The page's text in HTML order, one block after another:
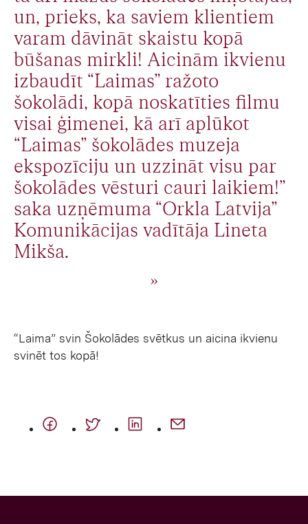
un, prieks, ka saviem klientiem
varam dāvināt skaistu kopā
būšanas mirkli! Aicinām ikvienu
izbaudīt “Laimas” ražoto
šokolādi, kopā noskatīties filmu
visai ģimenei, kā arī aplūkot
“Laimas” šokolādes muzeja
ekspozīciju un uzzināt visu par
šokolādes vēsturi cauri laikiem!”
saka uzņēmuma “Orkla Latvija”
Komunikācijas vadītāja Lineta
Mikša.
“Laima” svin Šokolādes svētkus un aicina ikvienu
svinēt tos kopā!